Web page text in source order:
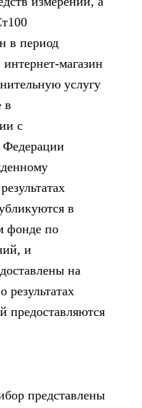
в период
магазин
услугу
в
с
Федерации
в
фонде по
и
на
предоставляются
представлены